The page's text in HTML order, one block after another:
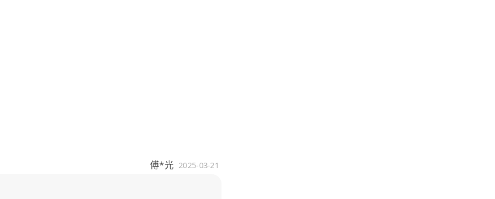
傅*光 2025-03-21